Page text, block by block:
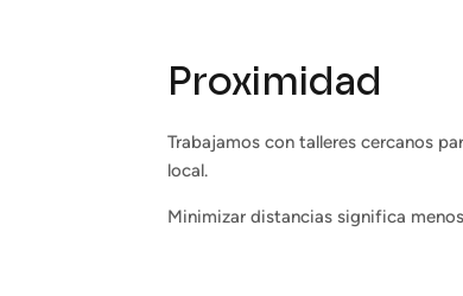
Proximidad
Trabajamos con talleres cercanos
local.
Minimizar distancias significa